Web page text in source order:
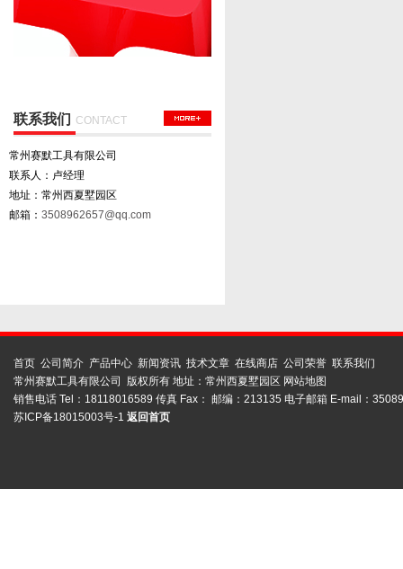
联系我们 CONTACT
常州赛默工具有限公司
联系人：卢经理
地址：常州西夏墅园区
邮箱： 3508962657@qq.com
首页 公司简介 产品中心 新闻资讯 技术文章 在线商店 公司荣誉 联系我们
常州赛默工具有限公司 版权所有 地址：常州西夏墅园区 网站地图
销售电话 Tel：18118016589 传真 Fax： 邮编：213135 电子邮箱 E-mail：
苏ICP备18015003号-1 返回首页